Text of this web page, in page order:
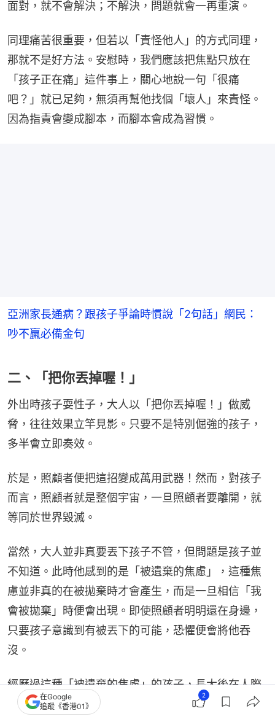
面對，就不會解決；不解決，問題就會一再重演。
同理痛苦很重要，但若以「責怪他人」的方式同理，
那就不是好方法。安慰時，我們應該把焦點只放在
「孩子正在痛」這件事上，關心地說一句「很痛
吧？」就已足夠，無須再幫他找個「壞人」來責怪。
因為指責會變成腳本，而腳本會成為習慣。
亞洲家長通病？跟孩子爭論時慣說「2句話」網民：
吵不贏必備金句
二、「把你丟掉喔！」
外出時孩子耍性子，大人以「把你丟掉喔！」做威
脅，往往效果立竿見影。只要不是特別倔強的孩子，
多半會立即奏效。
於是，照顧者便把這招變成萬用武器！然而，對孩子
而言，照顧者就是整個宇宙，一旦照顧者要離開，就
等同於世界毀滅。
當然，大人並非真要丟下孩子不管，但問題是孩子並
不知道。此時他感到的是「被遺棄的焦慮」，這種焦
慮並非真的在被拋棄時才會產生，而是一旦相信「我
會被拋棄」時便會出現。即使照顧者明明還在身邊，
只要孩子意識到有被丟下的可能，恐懼便會將他吞
沒。
經歷過這種「被遺棄的焦慮」的孩子，長大後在人際
關係裡往往會很辛苦：對於對方的小動作會過度敏
在Google
追蹤《香港01》
2